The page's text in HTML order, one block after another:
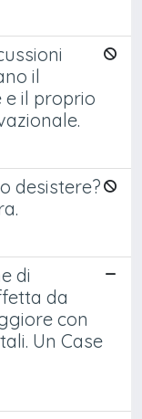
il
e il proprio
desistere?
di
da
con
Un Case